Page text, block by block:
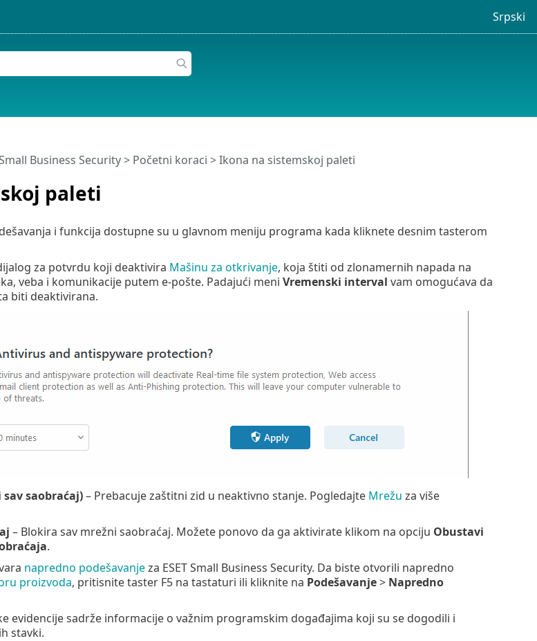
Srpski
paleti
Small Business Security> Početni koraci > Ikona na sistemskoj paleti
i funkcija dostupne su u glavnom meniju programa kada kliknete desnim tasterom
za potvrdu koji deaktivira Mašinu za otkrivanje, koja štiti od zlonamernih napada na
veba i komunikacije putem e-pošte. Padajući meni Vremenski interval vam omogućava da
biti deaktivirana.
saobraćaj)– Prebacuje zaštitni zid u neaktivno stanje. Pogledajte Mrežu za više
– Blokira sav mrežni saobraćaj. Možete ponovo da ga aktivirate klikom na opciju Obustavi
.
napredno podešavanjeza ESET Small Business Security. Da biste otvorili napredno
proizvoda, pritisnite taster F5 na tastaturi ili kliknite na Podešavanje> Napredno
evidencije sadrže informacije o važnim programskim događajima koji su se dogodili i
stavki.